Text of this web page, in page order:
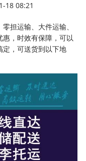
18 08:21
担运输、大件运输、
，时效有保障，可以
定，可送货到以下地